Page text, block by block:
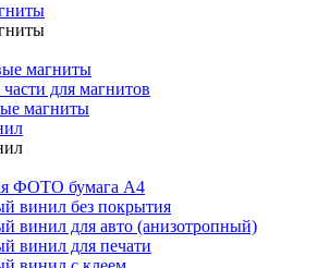
магниты
для магнитов
магниты
ФОТО бумага А4
винил без покрытия
винил для авто (анизотропный)
винил для печати